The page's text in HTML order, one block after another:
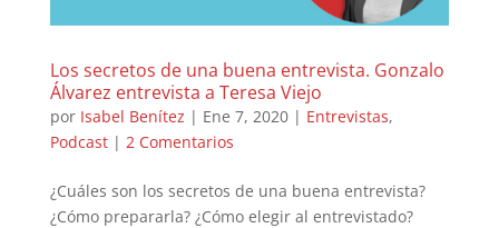
Los secretos de una buena entrevista. Gonzalo
Álvarez entrevista a Teresa Viejo
por Isabel Benítez | Ene 7, 2020| Entrevistas,
Podcast| 2 Comentarios
¿Cuáles son los secretos de una buena entrevista?
¿Cómo prepararla? ¿Cómo elegir al entrevistado?